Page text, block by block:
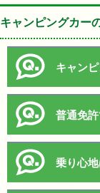
キャンピングカー
キャン
普通免
乗り心